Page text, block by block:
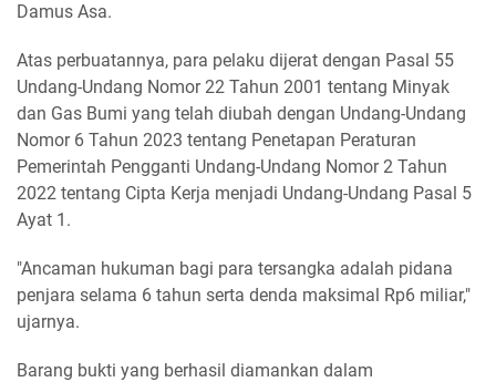
Damus Asa.
Atas perbuatannya, para pelaku dijerat dengan Pasal 55
Undang-Undang Nomor 22 Tahun 2001 tentang Minyak
dan Gas Bumi yang telah diubah dengan Undang-Undang
Nomor 6 Tahun 2023 tentang Penetapan Peraturan
Pemerintah Pengganti Undang-Undang Nomor 2 Tahun
2022 tentang Cipta Kerja menjadi Undang-Undang Pasal 5
Ayat 1.
"Ancaman hukuman bagi para tersangka adalah pidana
penjara selama 6 tahun serta denda maksimal Rp6 miliar,"
ujarnya.
Barang bukti yang berhasil diamankan dalam